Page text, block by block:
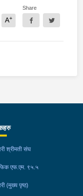
A+
Share
श्रीमती संघ
एफ.एम. ९५.५
(मुख्य पृष्ठ)